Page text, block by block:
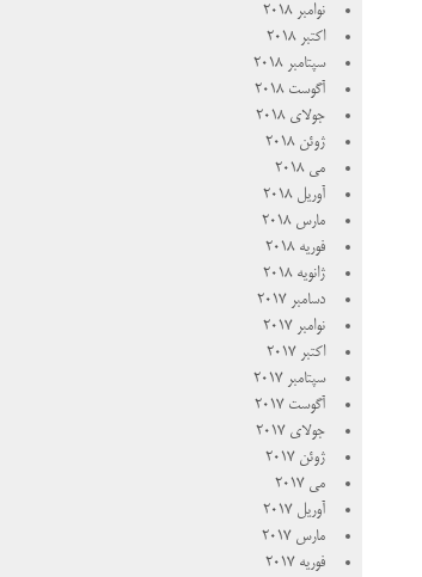
نوامبر 2018
اکتبر 2018
سپتامبر 2018
آگوست 2018
جولای 2018
ژوئن 2018
می 2018
آوریل 2018
مارس 2018
فوریه 2018
ژانویه 2018
دسامبر 2017
نوامبر 2017
اکتبر 2017
سپتامبر 2017
آگوست 2017
جولای 2017
ژوئن 2017
می 2017
آوریل 2017
مارس 2017
فوریه 2017